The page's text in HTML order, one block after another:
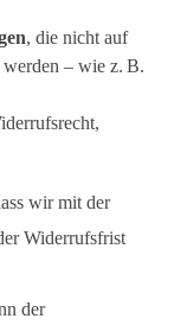
, die nicht auf
– wie z. B.
wir mit der
Widerrufsfrist
der